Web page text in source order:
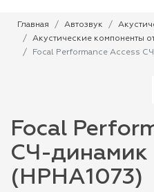
Главная Автозвук
Акустические компоненты
Focal Performance Access
Focal
СЧ-динамик
(HPHA1073)